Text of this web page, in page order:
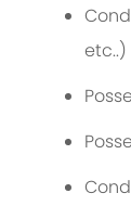
etc..)